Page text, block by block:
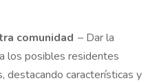
comunidad – Dar la
los posibles residentes
destacando características y